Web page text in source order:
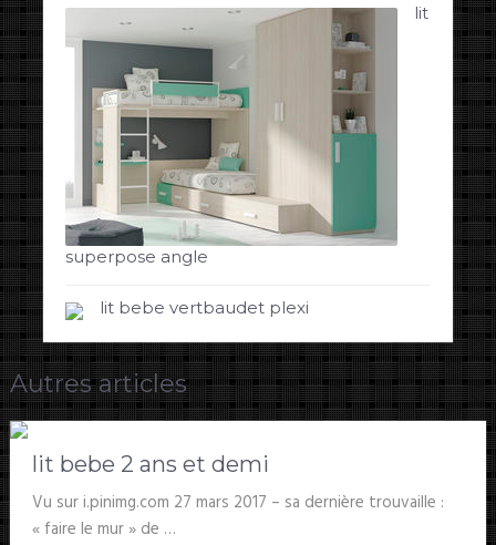
lit
superpose angle
lit bebe vertbaudet plexi
Autres articles
lit bebe 2 ans et demi
Vu sur i.pinimg.com 27 mars 2017 – sa dernière trouvaille :
« faire le mur » de …